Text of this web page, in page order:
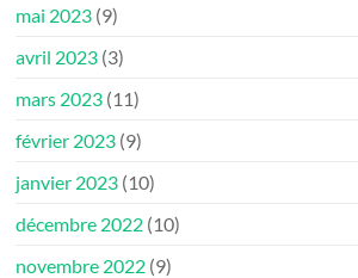
mai 2023 (9)
avril 2023 (3)
mars 2023 (11)
février 2023 (9)
janvier 2023 (10)
décembre 2022 (10)
novembre 2022 (9)